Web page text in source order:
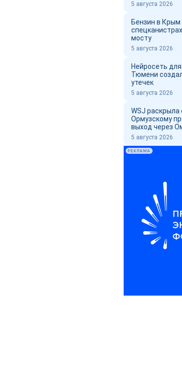
5 августа 2026
Бензин в Крым
мосту
5 августа 2026
Нейросеть
Тюмени
утечек
5 августа 2026
WSJ раскрыла
Ормузскому
выход через
5 августа 2026
РЕКЛАМА